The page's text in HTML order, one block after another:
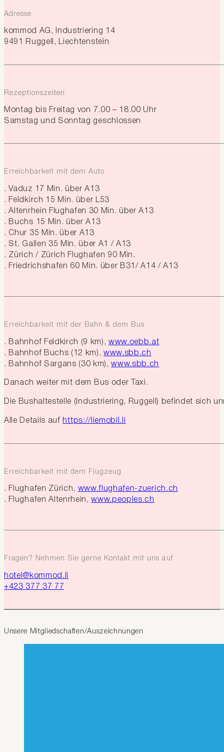
Adresse
kommod AG, Industriering 14
9491 Ruggell, Liechtenstein
Rezeptionszeiten
Montag bis Freitag von 7.00 – 18.00 Uhr
Samstag und Sonntag geschlossen
Erreichbarkeit mit dem Auto
Vaduz 17 Min. über A13
Feldkirch 15 Min. über L53
Altenrhein Flughafen 30 Min. über A13
Buchs 15 Min. über A13
Chur 35 Min. über A13
St. Gallen 35 Min. über A1 / A13
Zürich / Zürich Flughafen 90 Min.
Friedrichshafen 60 Min. über B31/ A14 / A13
Erreichbarkeit mit der Bahn & dem Bus
Bahnhof Feldkirch (9 km), www.oebb.at
Bahnhof Buchs (12 km), www.sbb.ch
Bahnhof Sargans (30 km), www.sbb.ch
Danach weiter mit dem Bus oder Taxi.
Die Bushaltestelle (Industriering, Ruggell) befindet sich
Alle Details auf https://liemobil.li
Erreichbarkeit mit dem Flugzeug
Flughafen Zürich, www.flughafen-zuerich.ch
Flughafen Altenrhein, www.peoples.ch
Fragen? Nehmen Sie gerne Kontakt mit uns auf
hotel@kommod.li
+423 377 37 77
Unsere Mitgliedschaften/Auszeichnungen